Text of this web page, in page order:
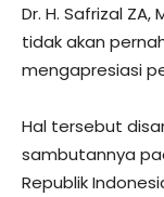
Dr. H. Safrizal
tidak akan
mengapresiasi
Hal tersebut
sambutannya
Republik